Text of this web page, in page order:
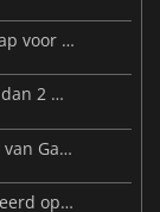
MARVEL Tōkon gaat van start en de roadmap voor jaar 1 is bekendgemaakt
Resident Evil Veronica staat nu al op meer dan 2 miljoen verlanglijstjes
Beast of Reincarnation: de nieuwe richting van Game Freak
Big Walk is nu verkrijgbaar: een reis gebaseerd op vriendschap